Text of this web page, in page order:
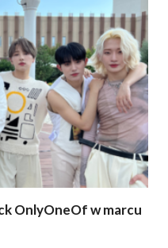
OnlyOneOf w marcu